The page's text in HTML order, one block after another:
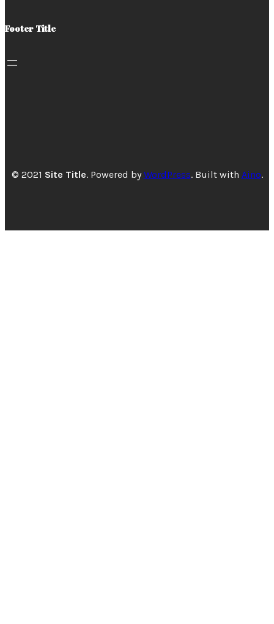
Footer Title
© 2021 Site Title. Powered by WordPress. Built with Aino.